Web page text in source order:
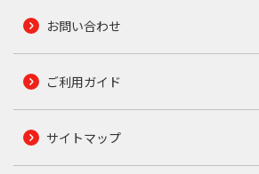
お問い合わせ
ご利用ガイド
サイトマップ